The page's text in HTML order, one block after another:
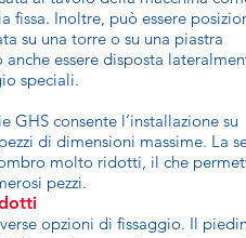
fissa. Inoltre, può essere
su una torre o su una piastra
essere disposta
speciali.
GHS consente l’installazione su
di dimensioni massime. La
molto ridotti, il che
pezzi.
opzioni di fissaggio. Il